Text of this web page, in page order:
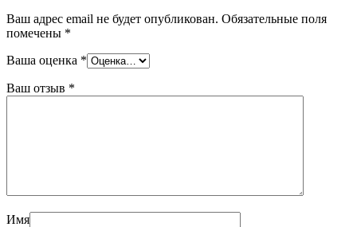
Ваш адрес email не будет опубликован. Обязательные поля
помечены *
Ваша оценка *
Ваш отзыв *
Имя